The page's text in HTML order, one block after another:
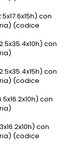
con
(codice
con
con
(codice
con
con
(codice